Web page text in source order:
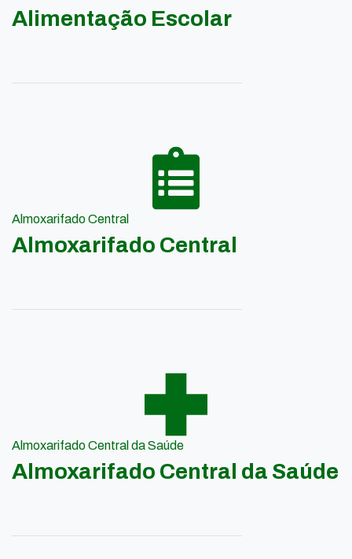
Alimentação Escolar
Almoxarifado Central
Almoxarifado Central
Almoxarifado Central da Saúde
Almoxarifado Central da Saúde